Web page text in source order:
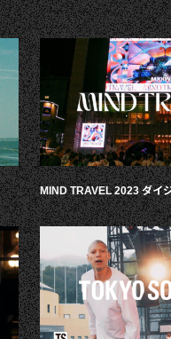
MIND TRAVEL 2023 ダイ